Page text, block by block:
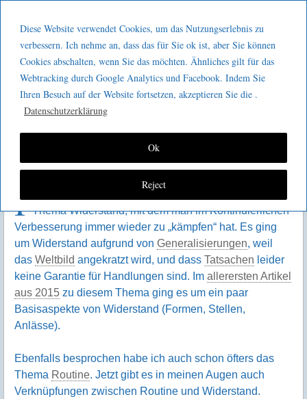
Diese Website verwendet Cookies, um das Nutzungserlebnis zu
verbessern. Ich nehme an, dass das für Sie ok ist, aber Sie können
Cookies abschalten, wenn Sie das möchten. Ähnliches gilt für das
Webtracking durch Google Analytics und Facebook. Indem Sie
Ihren Besuch auf der Website fortsetzen, akzeptieren Sie die .
Datenschutzerklärung
Reject
Ok
GeeMco :
Götz Müller
Consulting
KVP – eine (letzte?) Frage des
Widerstands
I Thema Widerstand, mit dem man im Kontinuierlichen
Verbesserung immer wieder zu „kämpfen“ hat. Es ging
um Widerstand aufgrund von Generalisierungen, weil
das Weltbild angekratzt wird, und dass Tatsachen leider
keine Garantie für Handlungen sind. Im allerersten Artikel
aus 2015 zu diesem Thema ging es um ein paar
Basisaspekte von Widerstand (Formen, Stellen,
Anlässe).
Ebenfalls besprochen habe ich auch schon öfters das
Thema Routine. Jetzt gibt es in meinen Augen auch
Verknüpfungen zwischen Routine und Widerstand.